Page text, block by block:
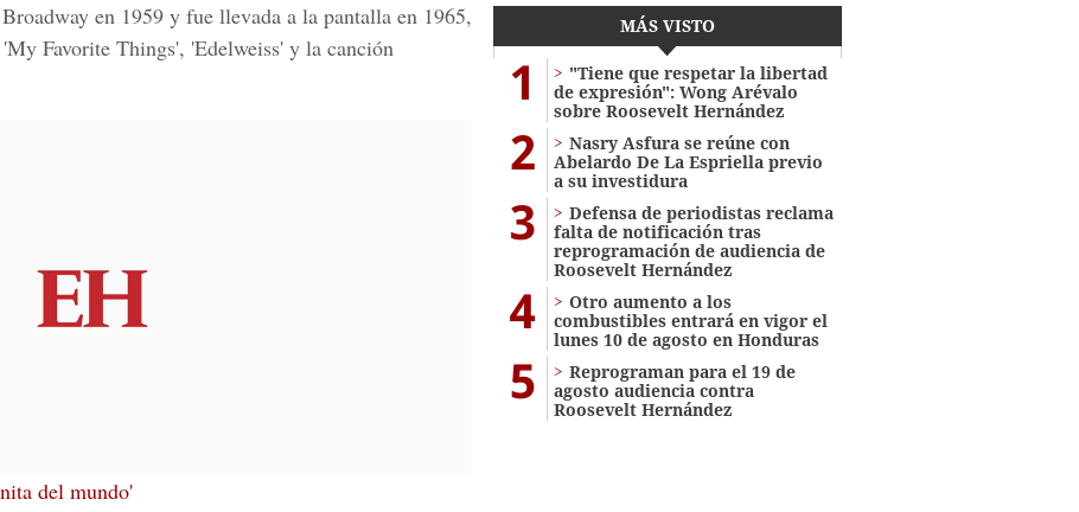
Broadway en 1959 y fue llevada a la pantalla en 1965,
Favorite Things', 'Edelweiss' y la canción
del mundo'
MÁS VISTO
1
"Tiene que respetar la libertad
de expresión": Wong Arévalo
sobre Roosevelt Hernández
2
Nasry Asfura se reúne con
Abelardo De La Espriella previo
a su investidura
3
Defensa de periodistas reclama
falta de notificación tras
reprogramación de audiencia de
Roosevelt Hernández
4
Otro aumento a los
combustibles entrará en vigor el
lunes 10 de agosto en Honduras
5
Reprograman para el 19 de
agosto audiencia contra
Roosevelt Hernández